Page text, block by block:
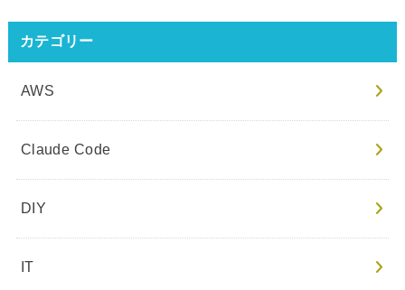
カテゴリー
AWS
Claude Code
DIY
IT